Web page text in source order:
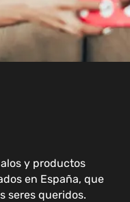
y productos
en España, que
seres queridos.